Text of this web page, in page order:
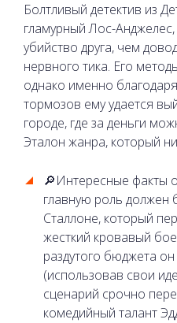
Болтливый детектив из
гламурный Лос-
убийство друга, чем
нервного тика. Его
однако именно
тормозов ему удается
городе, где за деньги
Эталон жанра, который
🔎Интересные факты
главную роль должен
Сталлоне, который
жесткий кровавый
раздутого бюджета
(использовав свои
сценарий срочно
комедийный талант